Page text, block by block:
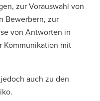
zur Vorauswahl von
Bewerbern, zur
von Antworten in
Kommunikation mit
auch zu den